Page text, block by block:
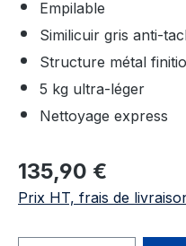
Empilable
Similicuir gris anti-
Structure métal
5 kg ultra-léger
Nettoyage express
Prix régulier :
135,90 €
Prix HT, frais de